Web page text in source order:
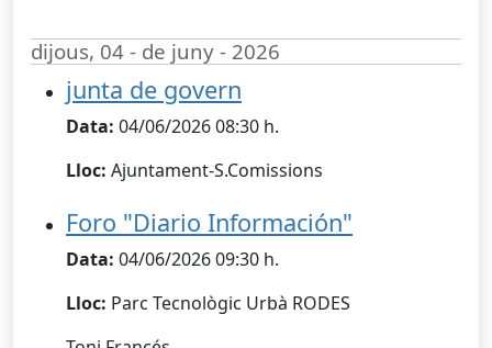
dijous, 04 - de juny - 2026
junta de govern
Data: 04/06/2026 08:30 h.
Lloc: Ajuntament-S.Comissions
Foro "Diario Información"
Data: 04/06/2026 09:30 h.
Lloc: Parc Tecnològic Urbà RODES